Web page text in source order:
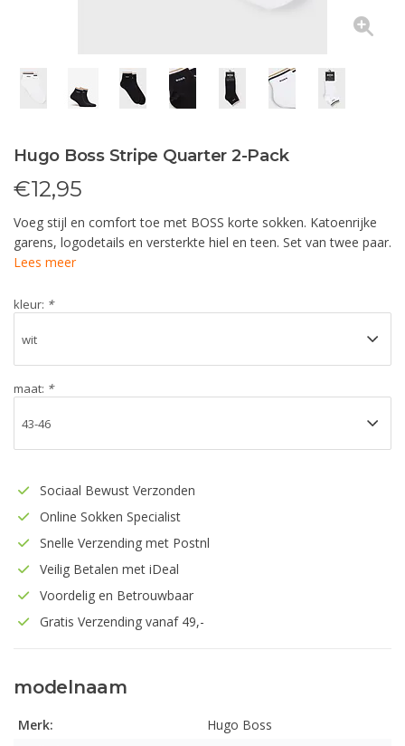
Hugo Boss Stripe Quarter 2-Pack
€12,95
Voeg stijl en comfort toe met BOSS korte sokken. Katoenrijke
garens, logodetails en versterkte hiel en teen. Set van twee paar.
Lees meer
kleur: *
maat: *
Sociaal Bewust Verzonden
Online Sokken Specialist
Snelle Verzending met Postnl
Veilig Betalen met iDeal
Voordelig en Betrouwbaar
Gratis Verzending vanaf 49,-
modelnaam
Merk:
Hugo Boss